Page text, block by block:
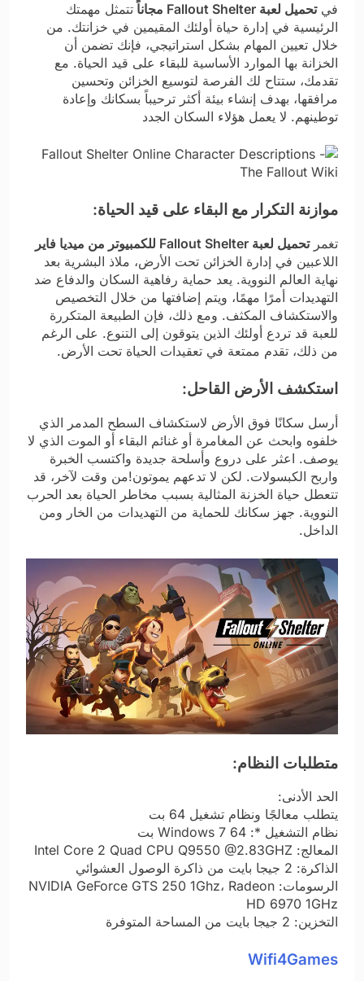
فيتحميل لعبة Fallout Shelter مجاناً
تتمثل مهمتك
الرئيسية في إدارة حياة أولئك المقيمين في خزانتك. من
خلال تعيين المهام بشكل استراتيجي، فإنك تضمن أن
الخزانة بها الموارد الأساسية للبقاء على قيد الحياة. مع
تقدمك، ستتاح لك الفرصة لتوسيع الخزائن وتحسين
مرافقها، بهدف إنشاء بيئة أكثر ترحيباً بسكانك وإعادة
توطينهم. لا يعمل هؤلاء السكان الجدد
موازنة التكرار مع البقاء على قيد الحياة:
تغمرتحميل لعبة Fallout Shelter للكمبيوتر من ميديا فاير
اللاعبين في إدارة الخزائن تحت الأرض، ملاذ البشرية بعد
نهاية العالم النووية. يعد حماية رفاهية السكان والدفاع ضد
التهديدات أمرًا مهمًا، ويتم إضافتها من خلال التخصيص
والاستكشاف المكثف. ومع ذلك، فإن الطبيعة المتكررة
للعبة قد تردع أولئك الذين يتوقون إلى التنوع. على الرغم
من ذلك، تقدم ممتعة في تعقيدات الحياة تحت الأرض.
استكشف الأرض القاحل:
أرسل سكانًا فوق الأرض لاستكشاف السطح المدمر الذي
خلفوه وابحث عن المغامرة أو غنائم البقاء أو الموت الذي لا
يوصف. اعثر على دروع وأسلحة جديدة واكتسب الخبرة
واربح الكبسولات. لكن لا تدعهم يموتون!من وقت لآخر، قد
تتعطل حياة الخزنة المثالية بسبب مخاطر الحياة بعد الحرب
النووية. جهز سكانك للحماية من التهديدات من الخار ومن
الداخل.
متطلبات النظام:
الحد الأدنى:
يتطلب معالجًا ونظام تشغيل 64 بت
نظام التشغيل *: Windows 7 64 بت
المعالج: Intel Core 2 Quad CPU Q9550 @2.83GHZ
الذاكرة: 2 جيجا بايت من ذاكرة الوصول العشوائي
الرسومات: NVIDIA GeForce GTS 250 1Ghz، Radeon
HD 6970 1GHz
التخزين: 2 جيجا بايت من المساحة المتوفرة
Wifi4Games